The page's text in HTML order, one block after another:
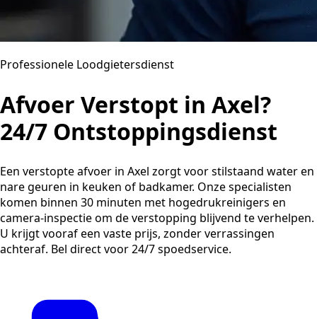
Professionele Loodgietersdienst
Afvoer Verstopt in Axel?
24/7 Ontstoppingsdienst
Een verstopte afvoer in Axel zorgt voor stilstaand water en
nare geuren in keuken of badkamer. Onze specialisten
komen binnen 30 minuten met hogedrukreinigers en
camera-inspectie om de verstopping blijvend te verhelpen.
U krijgt vooraf een vaste prijs, zonder verrassingen
achteraf. Bel direct voor 24/7 spoedservice.